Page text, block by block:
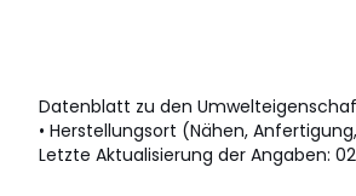
Datenblatt zu den
• Herstellungsort (Nähen,
Letzte Aktualisierung der Angaben: